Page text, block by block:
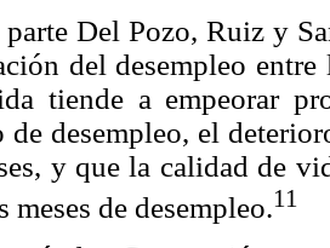
parte Del Pozo, Ruiz y
del desempleo
tiende a empeorar
de desempleo, el
y que la calidad de
meses de desempleo.11